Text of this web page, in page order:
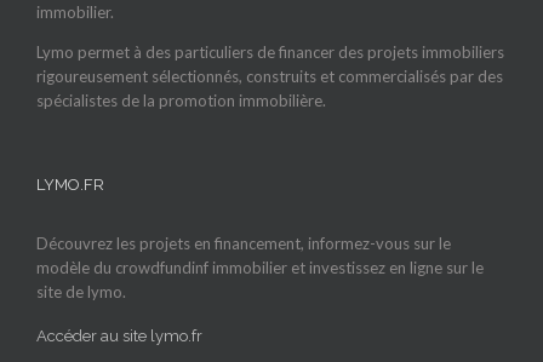
immobilier.
Lymo permet à des particuliers de financer des projets immobiliers
rigoureusement sélectionnés, construits et commercialisés par des
spécialistes de la promotion immobilière.
LYMO.FR
Découvrez les projets en financement, informez-vous sur le
modèle du crowdfundinf immobilier et investissez en ligne sur le
site de lymo.
Accéder au site lymo.fr